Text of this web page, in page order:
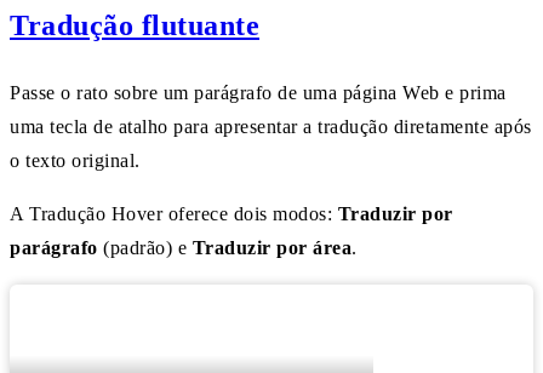
Tradução flutuante
Passe o rato sobre um parágrafo de uma página Web e prima
uma tecla de atalho para apresentar a tradução diretamente após
o texto original.
A Tradução Hover oferece dois modos: Traduzir por
parágrafo (padrão) e Traduzir por área.